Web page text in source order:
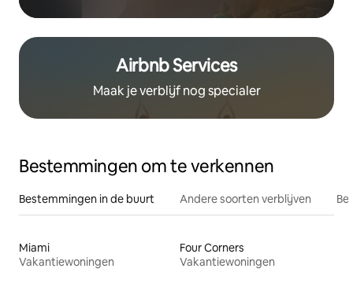
Airbnb Services
Maak je verblijf nog specialer
Bestemmingen om te verkennen
Bestemmingen in de buurt Andere soorten verblijven
Miami
Vakantiewoningen
Four Corners
Vakantiewoningen